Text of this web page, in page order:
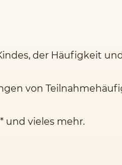
der Häufigkeit
von
und vieles mehr.